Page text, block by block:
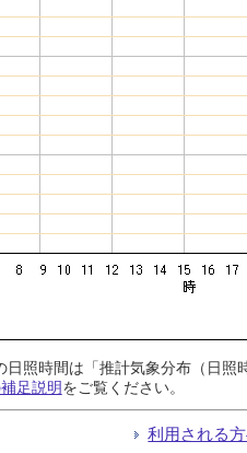
照時間は「推計気象分布（日
足説明をご覧ください。
利用される